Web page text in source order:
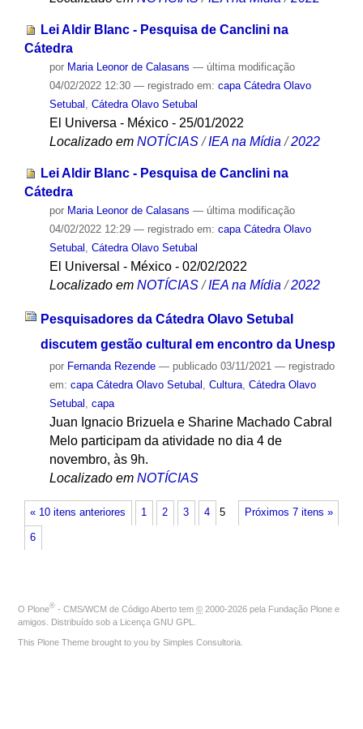
Lei Aldir Blanc - Pesquisa de Canclini na
Cátedra
por Maria Leonor de Calasans — última modificação
04/02/2022 12:30 — registrado em: capa Cátedra Olavo
Setubal
Cátedra Olavo Setubal
El Universa - México - 25/01/2022
Localizado em NOTÍCIAS /IEA na Mídia /2022
Lei Aldir Blanc - Pesquisa de Canclini na
Cátedra
por Maria Leonor de Calasans — última modificação
04/02/2022 12:29 — registrado em: capa Cátedra Olavo
Setubal Cátedra Olavo Setubal
El Universal - México - 02/02/2022
Localizado em NOTÍCIAS /IEA na Mídia /2022
Pesquisadores da Cátedra Olavo Setubal
discutem gestão cultural em encontro da Unesp
por Fernanda Rezende — publicado03/11/2021 — registrado
em: capa Cátedra Olavo Setubal , Cultura, Cátedra Olavo
Setubal , capa
Juan Ignacio Brizuela e Sharine Machado Cabral
Melo participam da atividade no dia 4 de
novembro, às 9h.
Localizado em NOTÍCIAS
« 10 itens anteriores Próximos 7 itens »
1 2 3 4 5
6
O Plone® - CMS/WCM de Código Aberto tem © 2000-2026 pela Fundação Plone e
amigos. Distribuído sob a Licença GNU GPL
This Plone Theme brought to you by Simples Consultoria